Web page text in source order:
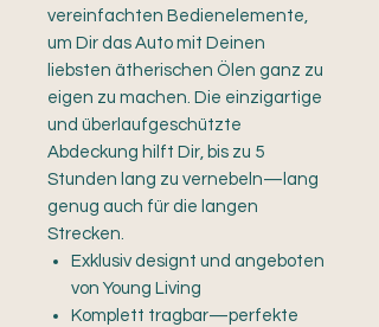
vereinfachten Bedienelemente,
um Dir das Auto mit Deinen
liebsten ätherischen Ölen ganz zu
eigen zu machen. Die einzigartige
und überlaufgeschützte
Abdeckung hilft Dir, bis zu 5
Stunden lang zu vernebeln—lang
genug auch für die langen
Strecken.
Exklusiv designt und angeboten
von Young Living
Komplett tragbar—perfekte